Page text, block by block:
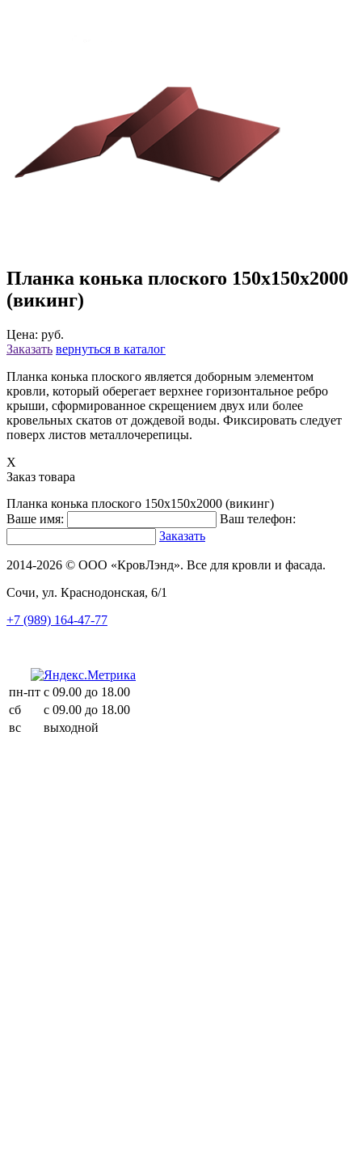
Планка конька плоского 150х150х2000
(викинг)
Цена: руб.
Заказать вернуться в каталог
Планка конька плоского является доборным элементом
кровли, который оберегает верхнее горизонтальное ребро
крыши, сформированное скрещением двух или более
кровельных скатов от дождевой воды. Фиксировать следует
поверх листов металлочерепицы.
X
Заказ товара
Планка конька плоского 150х150х2000 (викинг)
Ваше имя:
Ваш телефон:
Заказать
2014-2026 © ООО «КровЛэнд». Все для кровли и фасада.
Сочи, ул. Краснодонская, 6/1
+7 (989) 164-47-77
пн-пт с 09.00 до 18.00
сб
с 09.00 до 18.00
вс
выходной